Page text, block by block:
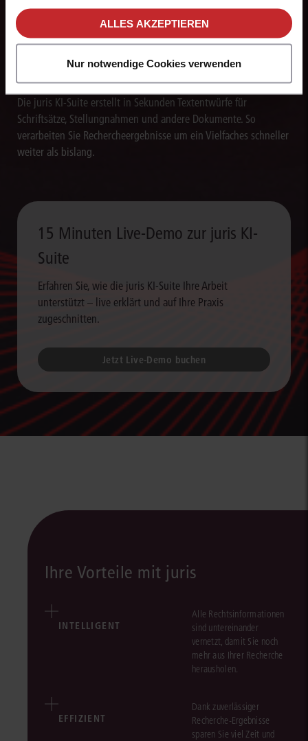
ALLES AKZEPTIEREN
Nur notwendige Cookies verwenden
Texte blitzschnell erstellen
Die juris KI-Suite erstellt in Sekunden Textentwürfe für
Schriftsätze, Stellungnahmen und andere Dokumente. So
verarbeiten Sie Rechercheergebnisse um ein Vielfaches schneller
weiter als bislang.
15 Minuten Live-Demo zur juris KI-
Suite
Erfahren Sie, wie die juris KI-Suite Ihre Arbeit
unterstützt – live erklärt und auf Ihre Praxis
zugeschnitten.
Jetzt Live-Demo buchen
Ihre Vorteile mit juris
INTELLIGENT
Alle Rechtsinformationen
sind untereinander
vernetzt, damit Sie noch
mehr aus Ihrer Recherche
herausholen.
EFFIZIENT
Dank zuverlässiger
Recherche-Ergebnisse
sparen Sie viel Zeit und